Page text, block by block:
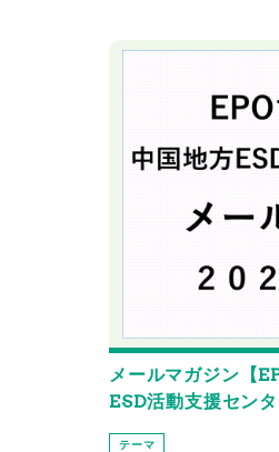
メールマガジン【
ESD活動支援セン
テーマ